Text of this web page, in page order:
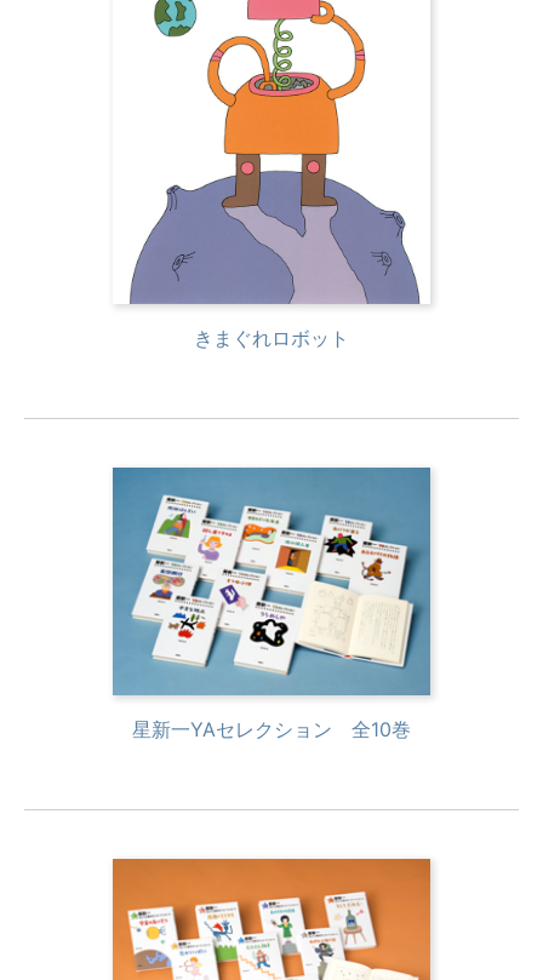
きまぐれロボット
星新一YAセレクション 全10巻